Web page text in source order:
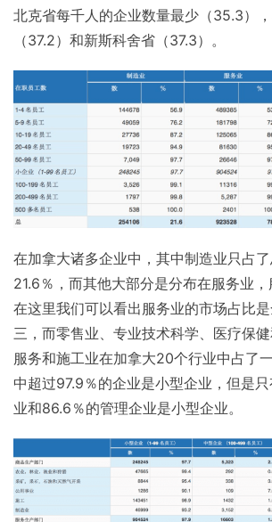
北克省每千人的企业数量最少（35.3）
（37.2）和新斯科舍省（37.3）。
在加拿大诸多企业中，其中制造业只占
21.6％，而其他大部分是分布在服务业，
在这里我们可以看出服务业的市场占比
三，而零售业、专业技术科学、医疗保
服务和施工业在加拿大20个行业中占了
中超过97.9％的企业是小型企业，但是
业和86.6％的管理企业是小型企业。